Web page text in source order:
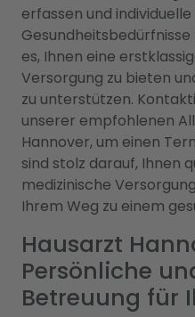
erfassen und
es, Ihnen eine
Versorgung zu bieten
zu unterstützen.
unserer empfohlenen
Hannover, um einen
sind stolz darauf, Ihnen
medizinische
Ihrem Weg zu einem
Hausarzt
Persönliche
Betreuung für